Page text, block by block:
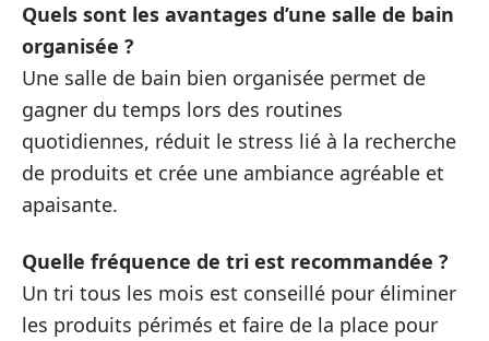
Quels sont les avantages d’une salle de bain
organisée ?
Une salle de bain bien organisée permet de
gagner du temps lors des routines
quotidiennes, réduit le stress lié à la recherche
de produits et crée une ambiance agréable et
apaisante.
Quelle fréquence de tri est recommandée ?
Un tri tous les mois est conseillé pour éliminer
les produits périmés et faire de la place pour